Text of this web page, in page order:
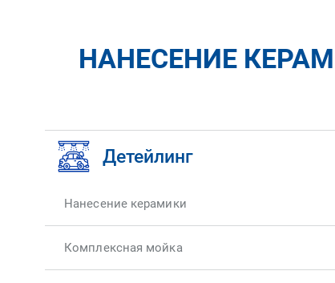
НАНЕСЕНИЕ
Детейлинг
Нанесение керамики
Комплексная мойка